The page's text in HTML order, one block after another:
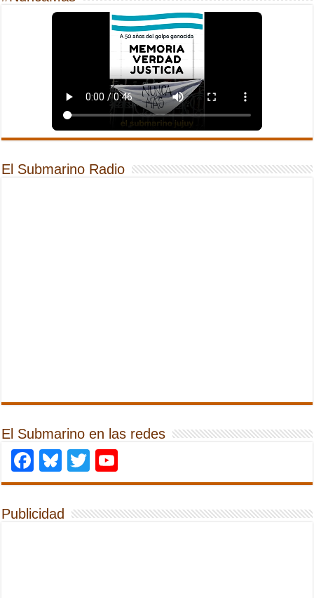
El Submarino Radio
El Submarino en las redes
Facebook
Bluesky
Twitter
Publicidad